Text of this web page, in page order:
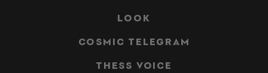
LOOK
COSMIC TELEGRAM
THESS VOICE